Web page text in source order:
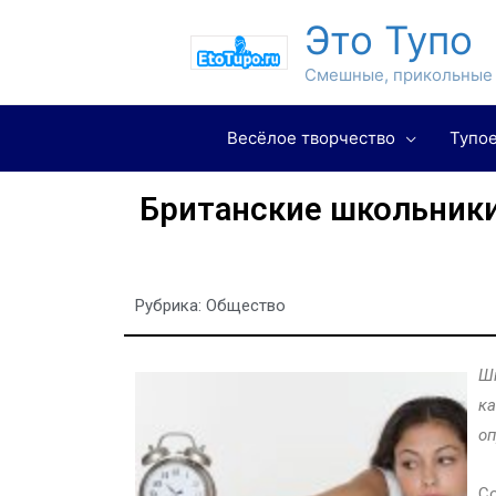
Это Тупо
Смешные, прикольные
Весёлое творчество
Британские
Рубрика: Общество